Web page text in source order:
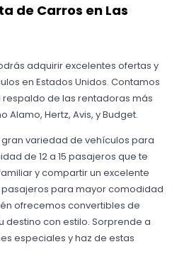
de Carros en Las
adquirir excelentes ofertas y
en Estados Unidos. Contamos
de las rentadoras más
Hertz, Avis, y Budget.
variedad de vehículos para
de 12 a 15 pasajeros que te
y compartir un excelente
para mayor comodidad
ofrecemos convertibles de
con estilo. Sorprende a
especiales y haz de estas